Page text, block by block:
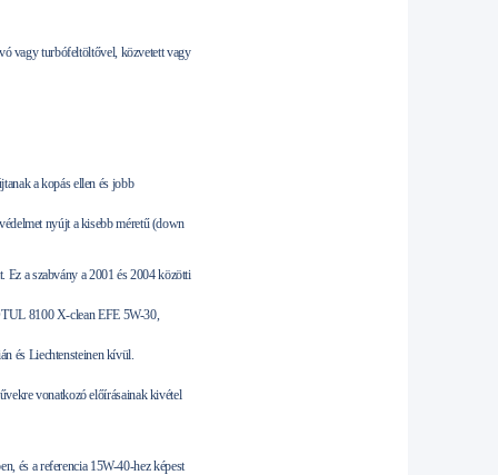
vagy turbófeltöltővel, közvetett vagy
a kopás ellen és jobb
nyújt a kisebb méretű (down
a szabvány a 2001 és 2004 közötti
8100 X-clean EFE 5W-30,
és Liechtensteinen kívül.
vonatkozó előírásainak kivétel
és a referencia 15W-40-hez képest